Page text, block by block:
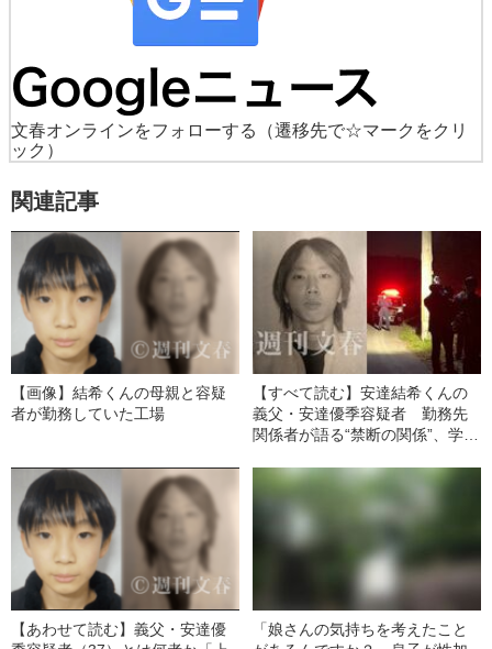
文春オンラインをフォローする
（遷移先で☆マークをクリ
ック）
関連記事
【画像】結希くんの母親と容疑
者が勤務していた工場
【すべて読む】安達結希くんの
義父・安達優季容疑者 勤務先
関係者が語る“禁断の関係”、学生
父の人物像に迫る
【あわせて読む】義父・安達優
「娘さんの気持ちを考えたこと